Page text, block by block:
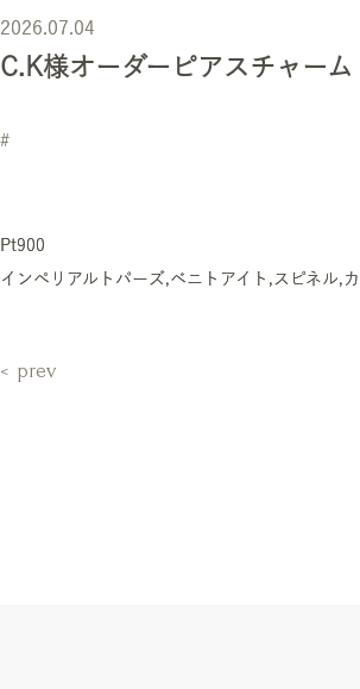
2026.07.04
C.K様オーダーピアスチャーム
#
Pt900
インペリアルトパーズ,ベニトアイト,スピネル,
prev